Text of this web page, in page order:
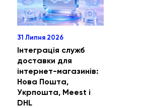
31 Липня 2026
Інтеграція служб
доставки для
інтернет-магазинів:
Нова Пошта,
Укрпошта, Meest і
DHL